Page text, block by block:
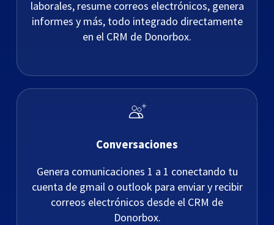
laborales, resume correos electrónicos, genera
informes y más, todo integrado directamente
en el CRM de Donorbox.
Conversaciones
Genera comunicaciones 1 a 1 conectando tu
cuenta de gmail o outlook para enviar y recibir
correos electrónicos desde el CRM de
Donorbox.